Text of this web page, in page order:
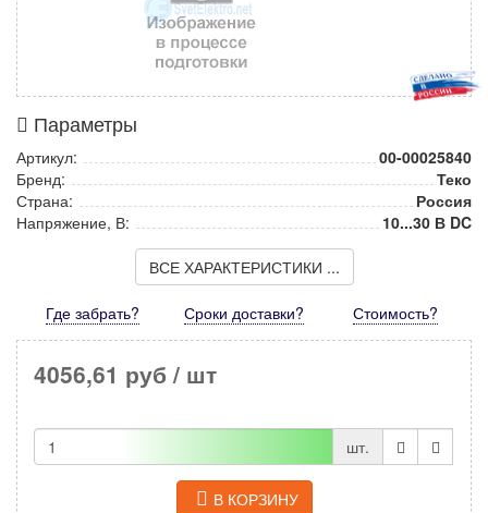
Параметры
Артикул:
00-00025840
Бренд:
Теко
Страна:
Россия
Напряжение, В:
10...30 В DC
ВСЕ ХАРАКТЕРИСТИКИ ...
Где забрать? Сроки доставки? Стоимость?
4056,61 руб / шт
шт.
В КОРЗИНУ